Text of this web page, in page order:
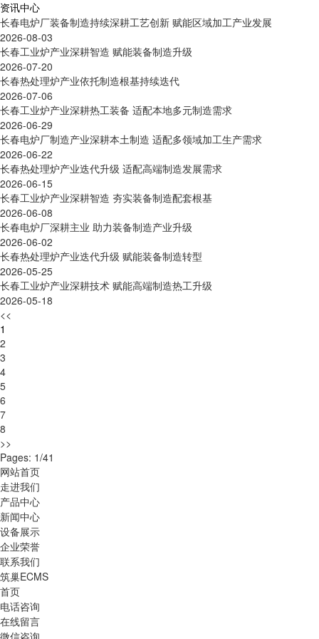
资讯中心
长春电炉厂装备制造持续深耕工艺创新 赋能区域加工产业发展
2026-08-03
长春工业炉产业深耕智造 赋能装备制造升级
2026-07-20
长春热处理炉产业依托制造根基持续迭代
2026-07-06
长春工业炉产业深耕热工装备 适配本地多元制造需求
2026-06-29
长春电炉厂制造产业深耕本土制造 适配多领域加工生产需求
2026-06-22
长春热处理炉产业迭代升级 适配高端制造发展需求
2026-06-15
长春工业炉产业深耕智造 夯实装备制造配套根基
2026-06-08
长春电炉厂深耕主业 助力装备制造产业升级
2026-06-02
长春热处理炉产业迭代升级 赋能装备制造转型
2026-05-25
长春工业炉产业深耕技术 赋能高端制造热工升级
2026-05-18
<<
1
2
3
4
5
6
7
8
>>
Pages: 1/41
网站首页
走进我们
产品中心
新闻中心
设备展示
企业荣誉
联系我们
筑巢ECMS
首页
电话咨询
在线留言
微信咨询